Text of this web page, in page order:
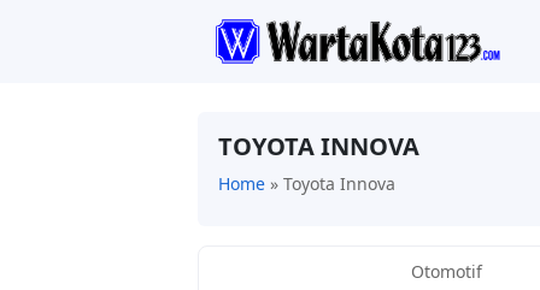
TOYOTA INNOVA
Home » Toyota Innova
Otomotif